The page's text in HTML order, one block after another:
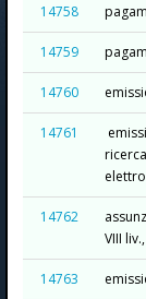
14758
14759
14760
14761
14762
VIII
14763